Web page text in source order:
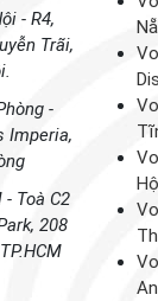
- R4,
Trãi,
-
Imperia,
- Toà C2
208